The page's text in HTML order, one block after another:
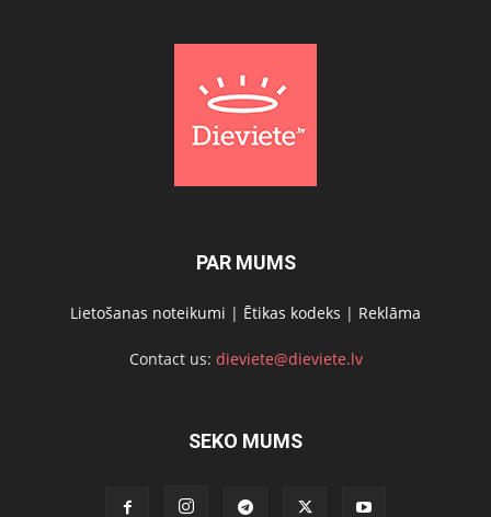
PAR MUMS
Lietošanas noteikumi | Ētikas kodeks | Reklāma
Contact us: dieviete@dieviete.lv
SEKO MUMS